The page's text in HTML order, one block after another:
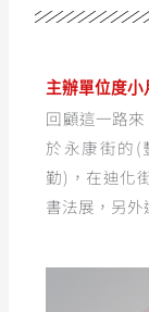
主辦單位度小
回顧這一路
於永康街的(
勤)，在迪化
書法展，另